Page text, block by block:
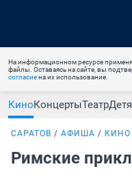
На информационном ресурсе
файлы. Оставаясь на сайте, вы
согласиена их использование.
КиноКонцертыТеатр
САРАТОВ АФИША КИНО
Римские